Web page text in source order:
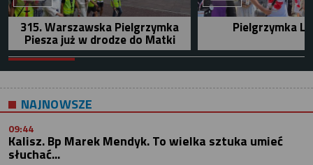
315. Warszawska Pielgrzymka
Piesza już w drodze do Matki
Pielgrzymka
NAJNOWSZE
09:44
Kalisz. Bp Marek Mendyk. To wielka sztuka umieć
słuchać...